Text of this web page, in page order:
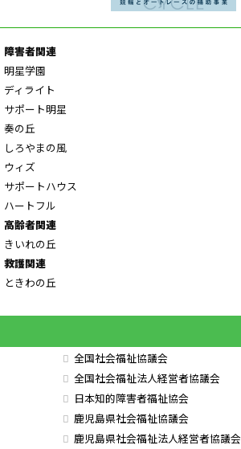
障害者関連
明星学園
ディライト
サポート明星
奏の丘
しろやまの風
ウィズ
サポートハウス
ハートフル
高齢者関連
きいれの丘
救護関連
ときわの丘
全国社会福祉協議会
全国社会福祉法人経営者協議会
日本知的障害者福祉協会
鹿児島県社会福祉協議会
鹿児島県社会福祉法人経営者協議会